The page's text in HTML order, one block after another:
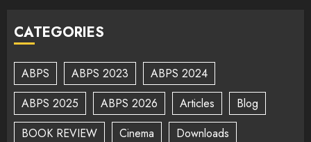
CATEGORIES
ABPS ABPS 2023
ABPS 2024
ABPS 2025
ABPS 2026 Articles
Blog
BOOK REVIEW
Cinema
Downloads